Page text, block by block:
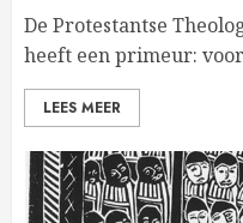
De Protestantse
heeft een primeur:
LEES MEER